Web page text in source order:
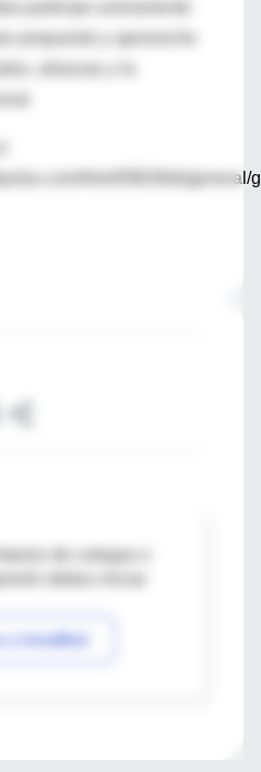
propuesto y aproveche
html/0902feb/general/
de colegas o
a IntraMed